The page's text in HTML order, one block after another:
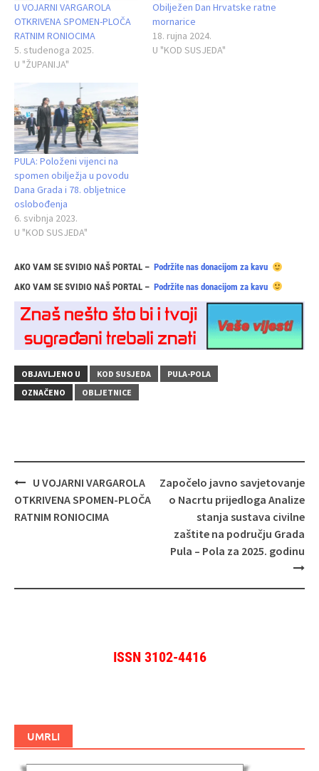
U VOJARNI VARGAROLA
OTKRIVENA SPOMEN-PLOČA
RATNIM RONIOCIMA
5. studenoga 2025.
U "ŽUPANIJA"
Obilježen Dan Hrvatske ratne
mornarice
18. rujna 2024.
U "KOD SUSJEDA"
PULA: Položeni vijenci na
spomen obilježja u povodu
Dana Grada i 78. obljetnice
oslobođenja
6. svibnja 2023.
U "KOD SUSJEDA"
AKO VAM SE SVIDIO NAŠ PORTAL – Podržite nas donacijom za kavu
AKO VAM SE SVIDIO NAŠ PORTAL – Podržite nas donacijom za kavu
OBJAVLJENO U KOD SUSJEDA
PULA-POLA
OZNAČENO
OBLJETNICE
Navigacija
objava
U VOJARNI VARGAROLA
OTKRIVENA SPOMEN-PLOČA
RATNIM RONIOCIMA
Započelo javno savjetovanje
o Nacrtu prijedloga Analize
stanja sustava civilne
zaštite na području Grada
Pula – Pola za 2025. godinu
ISSN 3102-4416
UMRLI